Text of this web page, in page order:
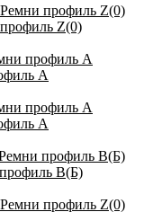
Z(0)
А
А
В(Б)